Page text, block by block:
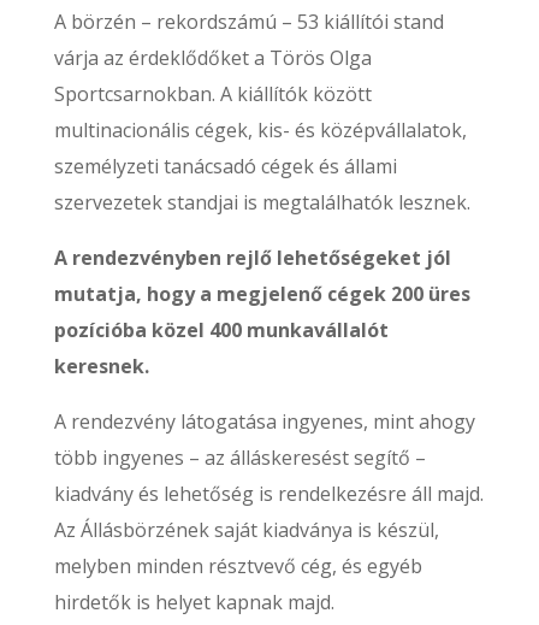
A börzén – rekordszámú – 53 kiállítói stand
várja az érdeklődőket a Törös Olga
Sportcsarnokban. A kiállítók között
multinacionális cégek, kis- és középvállalatok,
személyzeti tanácsadó cégek és állami
szervezetek standjai is megtalálhatók lesznek.
A rendezvényben rejlő lehetőségeket jól
mutatja, hogy a megjelenő cégek 200 üres
pozícióba közel 400 munkavállalót
keresnek.
A rendezvény látogatása ingyenes, mint ahogy
több ingyenes – az álláskeresést segítő –
kiadvány és lehetőség is rendelkezésre áll majd.
Az Állásbörzének saját kiadványa is készül,
melyben minden résztvevő cég, és egyéb
hirdetők is helyet kapnak majd.